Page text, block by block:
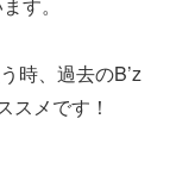
す。
時、過去のB’z
スメです！